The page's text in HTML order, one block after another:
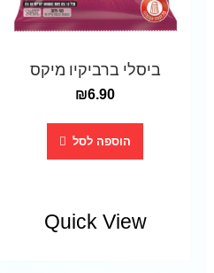
ביסלי ברביקיו מיקס
₪6.90
הוספה לסל
Quick View